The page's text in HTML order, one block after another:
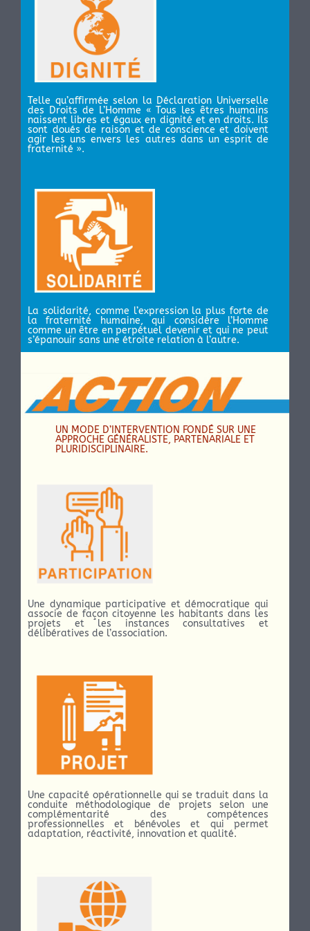
Telle qu’affirmée selon la Déclaration Universelle
des Droits de L’Homme « Tous les êtres humains
naissent libres et égaux en dignité et en droits. Ils
sont doués de raison et de conscience et doivent
agir les uns envers les autres dans un esprit de
fraternité ».
La solidarité, comme l’expression la plus forte de
la fraternité humaine, qui considère l’Homme
comme un être en perpétuel devenir et qui ne peut
s’épanouir sans une étroite relation à l’autre.
UN MODE D’INTERVENTION FONDÉ SUR UNE
APPROCHE GÉNÉRALISTE, PARTENARIALE ET
PLURIDISCIPLINAIRE.
Une dynamique participative et démocratique qui
associe de façon citoyenne les habitants dans les
projets et les instances consultatives et
délibératives de l’association.
Une capacité opérationnelle qui se traduit dans la
conduite méthodologique de projets selon une
complémentarité des compétences
professionnelles et bénévoles et qui permet
adaptation, réactivité, innovation et qualité.